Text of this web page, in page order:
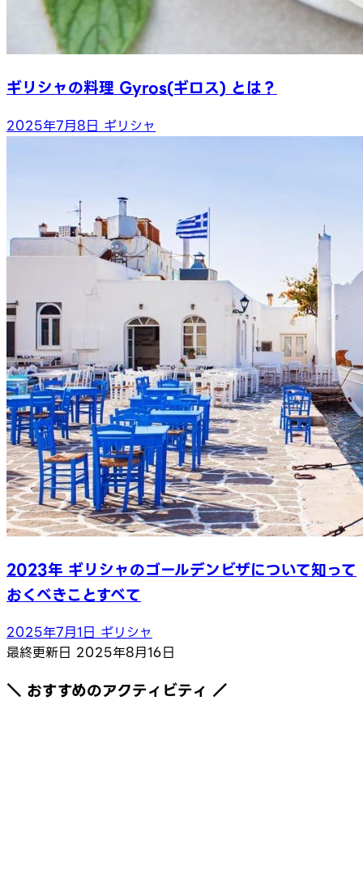
ギリシャの料理 Gyros(ギロス) とは？
2025年7月8日 ギリシャ
2023年 ギリシャのゴールデンビザについて知って
おくべきことすべて
2025年7月1日 ギリシャ
最終更新日 2025年8月16日
＼ おすすめのアクティビティ ／